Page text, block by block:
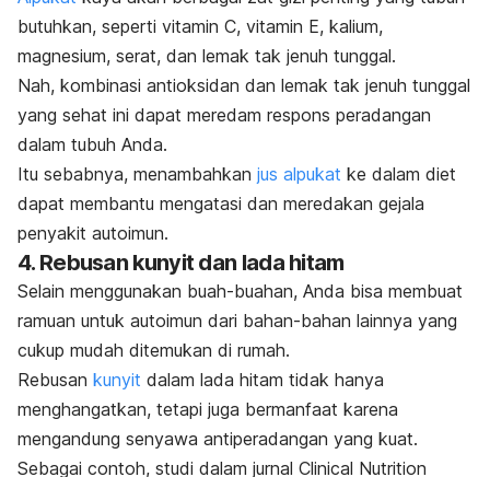
butuhkan, seperti vitamin C, vitamin E, kalium,
magnesium, serat, dan lemak tak jenuh tunggal.
Nah, kombinasi antioksidan dan lemak tak jenuh tunggal
yang sehat ini dapat meredam respons peradangan
dalam tubuh Anda.
Itu sebabnya, menambahkan jus alpukat ke dalam diet
dapat membantu mengatasi dan meredakan gejala
penyakit autoimun.
4. Rebusan kunyit dan lada hitam
Selain menggunakan buah-buahan, Anda bisa membuat
ramuan untuk autoimun dari bahan-bahan lainnya yang
cukup mudah ditemukan di rumah.
Rebusan kunyit dalam lada hitam tidak hanya
menghangatkan, tetapi juga bermanfaat karena
mengandung senyawa antiperadangan yang kuat.
Sebagai contoh, studi dalam jurnal Clinical Nutrition